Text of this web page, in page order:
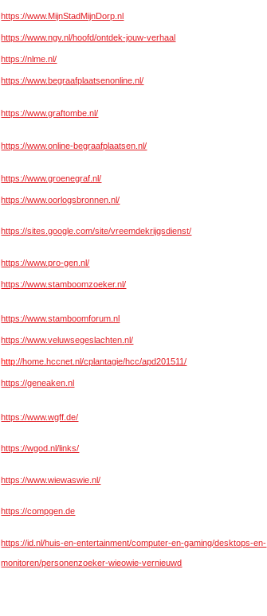
https://www.MijnStadMijnDorp.nl
https://www.ngv.nl/hoofd/ontdek-jouw-verhaal
https://nlme.nl/
https://www.begraafplaatsenonline.nl/
https://www.graftombe.nl/
https://www.online-begraafplaatsen.nl/
https://www.groenegraf.nl/
https://www.oorlogsbronnen.nl/
https://sites.google.com/site/vreemdekrijgsdienst/
https://www.pro-gen.nl/
https://www.stamboomzoeker.nl/
https://www.stamboomforum.nl
https://www.veluwsegeslachten.nl/
http://home.hccnet.nl/cplantagie/hcc/apd201511/
https://geneaken.nl
https://www.wgff.de/
https://wgod.nl/links/
https://www.wiewaswie.nl/
https://compgen.de
https://id.nl/huis-en-entertainment/computer-en-gaming/desktops-en-
monitoren/personenzoeker-wieowie-vernieuwd